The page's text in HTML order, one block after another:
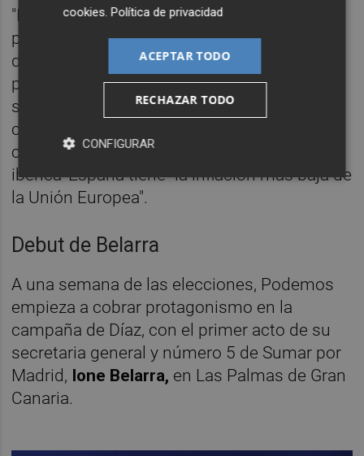
"Nos decía el socio del Gobierno que no se
podía limitar el precio de la electricidad, nos
decía que era inconstitucional, que no lo
permitía Europa, que no se podía actuar
sobre los beneficios caídos del cielo", ha
continuado Díaz, para defender a
continuación que gracias a la 'excepción
ibérica' España tiene "la inflación más baja de
la Unión Europea".
Debut de Belarra
A una semana de las elecciones, Podemos
empieza a cobrar protagonismo en la
campaña de Díaz, con el primer acto de su
secretaria general y número 5 de Sumar por
Madrid, Ione Belarra, en Las Palmas de Gran
Canaria.
cookies.Política de privacidad
ACEPTAR TODO
RECHAZAR TODO
CONFIGURAR